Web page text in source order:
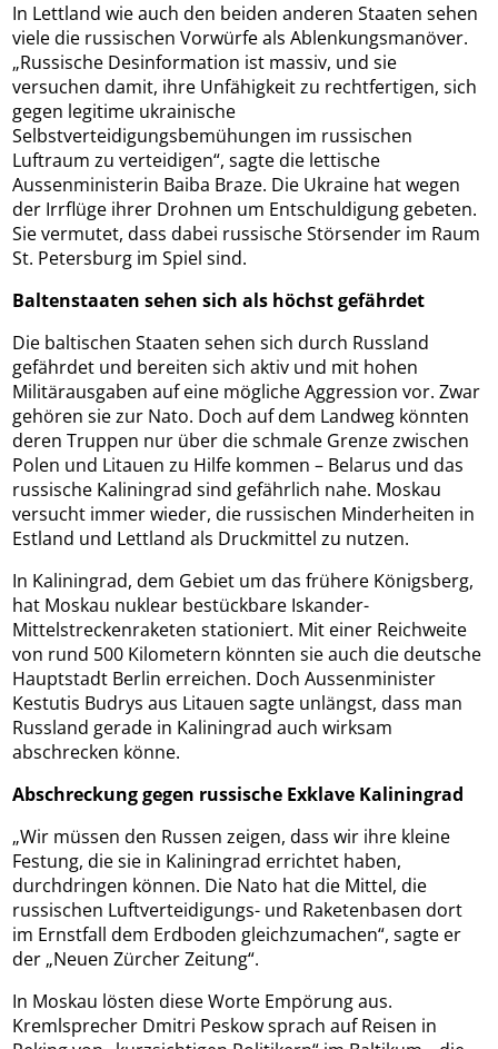
In Lettland wie auch den beiden anderen Staaten sehen
viele die russischen Vorwürfe als Ablenkungsmanöver.
„Russische Desinformation ist massiv, und sie
versuchen damit, ihre Unfähigkeit zu rechtfertigen, sich
gegen legitime ukrainische
Selbstverteidigungsbemühungen im russischen
Luftraum zu verteidigen“, sagte die lettische
Aussenministerin Baiba Braze. Die Ukraine hat wegen
der Irrflüge ihrer Drohnen um Entschuldigung gebeten.
Sie vermutet, dass dabei russische Störsender im Raum
St. Petersburg im Spiel sind.
Baltenstaaten sehen sich als höchst gefährdet
Die baltischen Staaten sehen sich durch Russland
gefährdet und bereiten sich aktiv und mit hohen
Militärausgaben auf eine mögliche Aggression vor. Zwar
gehören sie zur Nato. Doch auf dem Landweg könnten
deren Truppen nur über die schmale Grenze zwischen
Polen und Litauen zu Hilfe kommen – Belarus und das
russische Kaliningrad sind gefährlich nahe. Moskau
versucht immer wieder, die russischen Minderheiten in
Estland und Lettland als Druckmittel zu nutzen.
In Kaliningrad, dem Gebiet um das frühere Königsberg,
hat Moskau nuklear bestückbare Iskander-
Mittelstreckenraketen stationiert. Mit einer Reichweite
von rund 500 Kilometern könnten sie auch die deutsche
Hauptstadt Berlin erreichen. Doch Aussenminister
Kestutis Budrys aus Litauen sagte unlängst, dass man
Russland gerade in Kaliningrad auch wirksam
abschrecken könne.
Abschreckung gegen russische Exklave Kaliningrad
„Wir müssen den Russen zeigen, dass wir ihre kleine
Festung, die sie in Kaliningrad errichtet haben,
durchdringen können. Die Nato hat die Mittel, die
russischen Luftverteidigungs- und Raketenbasen dort
im Ernstfall dem Erdboden gleichzumachen“, sagte er
der „Neuen Zürcher Zeitung“.
In Moskau lösten diese Worte Empörung aus.
Kremlsprecher Dmitri Peskow sprach auf Reisen in